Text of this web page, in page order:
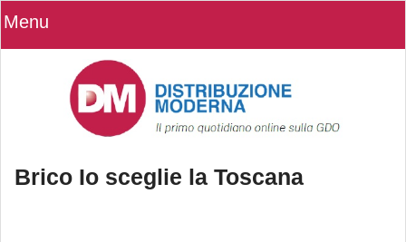
Menu
Brico Io sceglie la Toscana